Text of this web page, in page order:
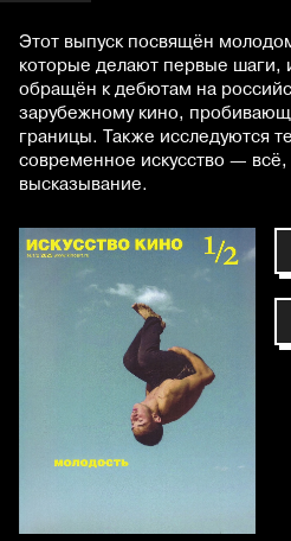
Этот выпуск посвящён
которые делают первые
обращён к дебютам на
зарубежному кино,
границы. Также исследуются
современное искусство —
высказывание.